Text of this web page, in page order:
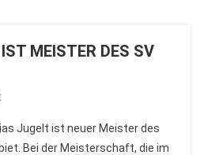
MEISTER DES SV
Jugelt ist neuer Meister des
Bei der Meisterschaft, die im